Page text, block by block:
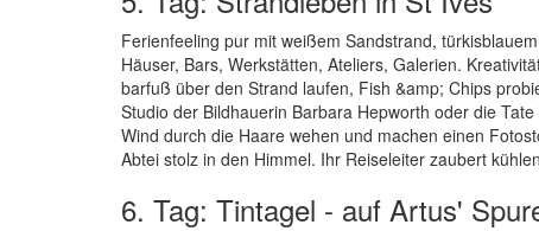
Ferienfeeling pur mit weißem Sandstrand,
Häuser, Bars, Werkstätten, Ateliers, Galerien.
barfuß über den Strand laufen, Fish &amp; Chips
Studio der Bildhauerin Barbara Hepworth oder die
Wind durch die Haare wehen und machen einen
Abtei stolz in den Himmel. Ihr Reiseleiter zaubert
6. Tag: Tintagel - auf Artus'